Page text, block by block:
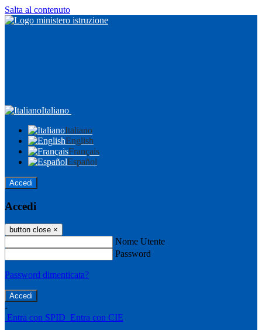
Salta al contenuto
Italiano
Italiano
English
Français
Español
Accedi
Accedi
button close ×
Nome Utente
Password
Password dimenticata?
-
Entra con SPID Entra con CIE